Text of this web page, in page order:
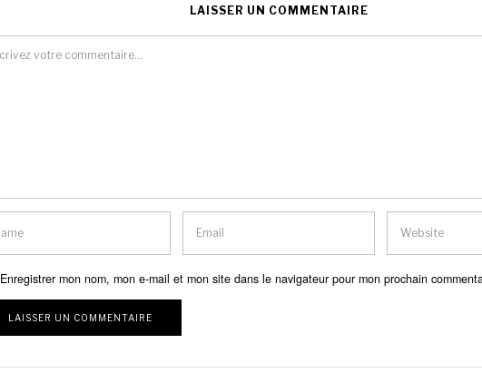
LAISSER UN COMMENTAIRE
Enregistrer mon nom, mon e-mail et mon site dans le navigateur pour mon prochain